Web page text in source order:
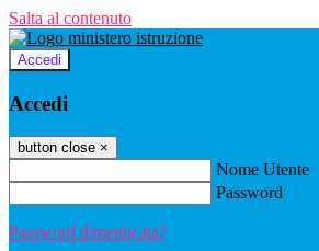
Salta al contenuto
Accedi
Accedi
button close ×
Nome Utente
Password
Password dimenticata?